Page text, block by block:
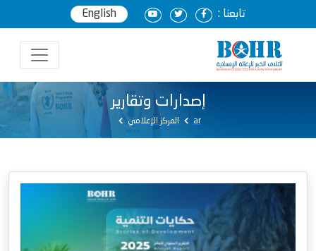
تابعنا : English
إصدارات وتقارير
ar المركز الإعلامي